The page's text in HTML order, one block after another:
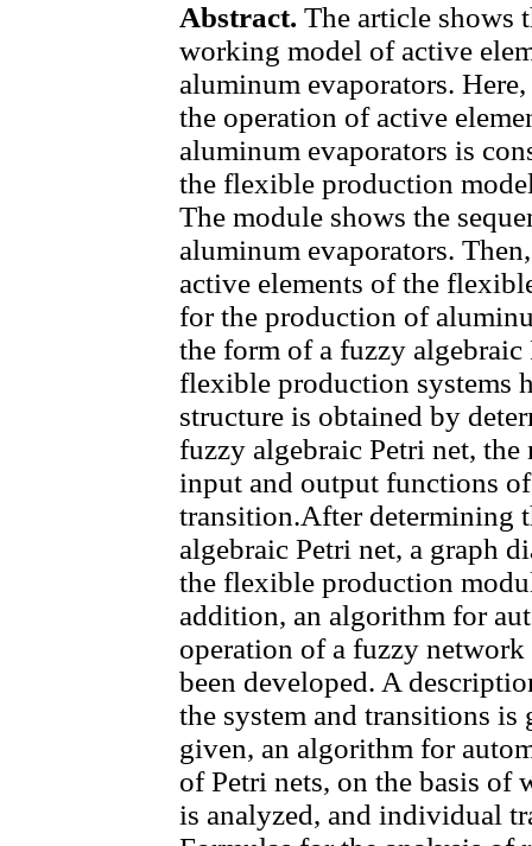
Abstract. The article shows
working model of active
aluminum evaporators.
the operation of active
aluminum evaporators is
the flexible production
The module shows the
aluminum evaporators.
active elements of the
for the production of
the form of a fuzzy
flexible production systems
structure is obtained by
fuzzy algebraic Petri net,
input and output functions
transition.After determining
algebraic Petri net, a graph
the flexible production
addition, an algorithm for
operation of a fuzzy
been developed. A
the system and transitions is
given, an algorithm for
of Petri nets, on the basis of
is analyzed, and individual